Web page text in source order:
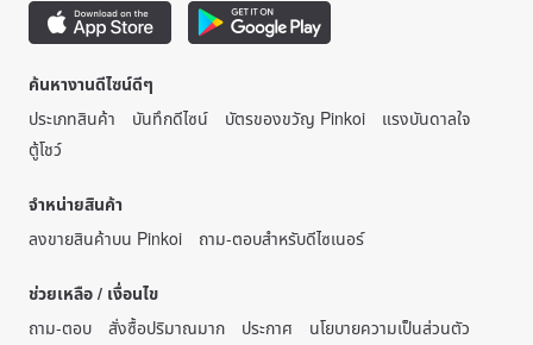
ค้นหางานดีไซน์ดีๆ
ประเภทสินค้า
บันทึกดีไซน์ บัตรของขวัญ Pinkoi
แรงบันดาลใจ
ตู้โชว์
จำหน่ายสินค้า
ลงขายสินค้าบน Pinkoi
ถาม-ตอบสำหรับดีไซเนอร์
ช่วยเหลือ / เงื่อนไข
ถาม-ตอบ
สั่งซื้อปริมาณมาก ประกาศ
นโยบายความเป็นส่วนตัว